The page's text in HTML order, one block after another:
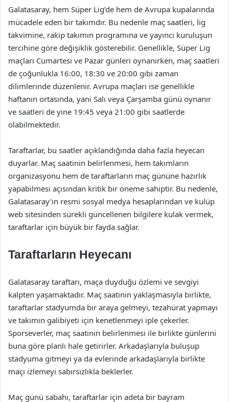
Galatasaray, hem Süper Lig’de hem de Avrupa kupalarında
mücadele eden bir takımdır. Bu nedenle maç saatleri, lig
takvimine, rakip takımın programına ve yayıncı kuruluşun
tercihine göre değişiklik gösterebilir. Genellikle, Süper Lig
maçları Cumartesi ve Pazar günleri oynanırken, maç saatleri
de çoğunlukla 16:00, 18:30 ve 20:00 gibi zaman
dilimlerinde düzenlenir. Avrupa maçları ise genellikle
haftanın ortasında, yani Salı veya Çarşamba günü oynanır
ve saatleri de yine 19:45 veya 21:00 gibi saatlerde
olabilmektedir.
Taraftarlar, bu saatler açıklandığında daha fazla heyecan
duyarlar. Maç saatinin belirlenmesi, hem takımların
organizasyonu hem de taraftarların maç gününe hazırlık
yapabilmesi açısından kritik bir öneme sahiptir. Bu nedenle,
Galatasaray’ın resmi sosyal medya hesaplarından ve kulüp
web sitesinden sürekli güncellenen bilgilere kulak vermek,
taraftarlar için büyük bir fayda sağlar.
Taraftarların Heyecanı
Galatasaray taraftarı, maça duyduğu özlemi ve sevgiyi
kalpten yaşamaktadır. Maç saatinin yaklaşmasıyla birlikte,
taraftarlar stadyumda bir araya gelmeyi, tezahürat yapmayı
ve takımın galibiyeti için kenetlenmeyi iple çekerler.
Sporseverler, maç saatinin belirlenmesi ile birlikte günlerini
buna göre planlı hale getirirler. Arkadaşlarıyla buluşup
stadyuma gitmeyi ya da evlerinde arkadaşlarıyla birlikte
maçı izlemeyi sabırsızlıkla beklerler.
Maç günü sabahı, taraftarlar için adeta bir bayram